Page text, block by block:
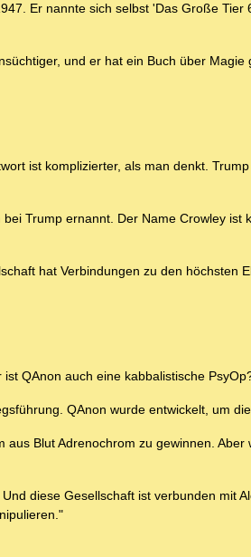
Er nannte sich selbst 'Das Große Tier
und er hat ein Buch über
ist komplizierter, als man denkt.
Trump ernannt. Der Name Crowley ist
hat Verbindungen zu den höchsten
QAnon auch eine kabbalistische
QAnon wurde entwickelt, um
Blut Adrenochrom zu gewinnen. Aber
diese Gesellschaft ist verbunden mit